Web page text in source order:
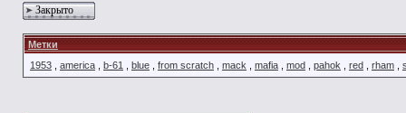
Закрыто
Метки
1953
america b-61 blue from scratch mack mafia mod pahok red rham